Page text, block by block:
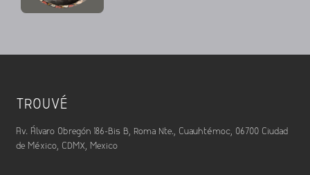
TROUVÉ
Av. Álvaro Obregón 186-Bis B, Roma Nte., Cuauhtémoc, 06700 Ciudad
de México, CDMX, Mexico